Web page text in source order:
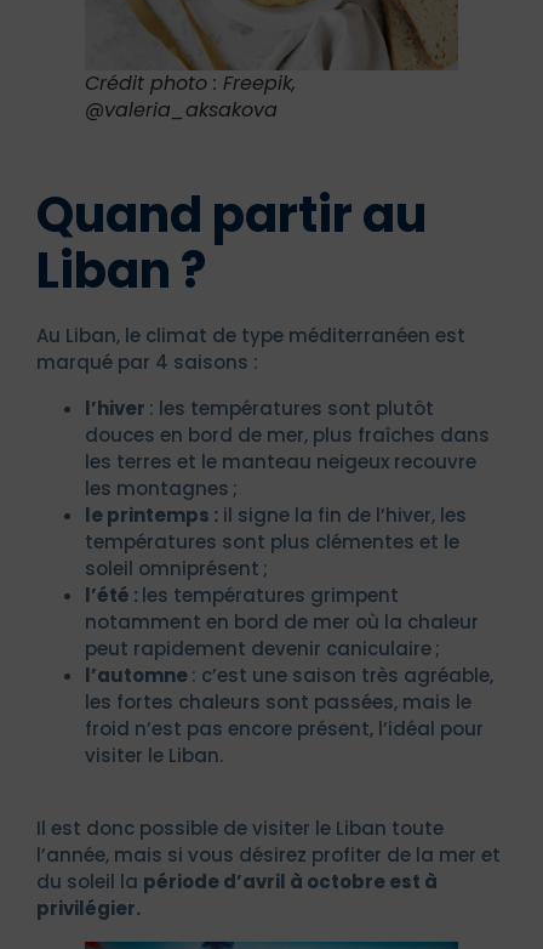
Crédit photo : Freepik,
@valeria_aksakova
Quand partir au
Liban ?
Au Liban, le climat de type méditerranéen est
marqué par 4 saisons :
l’hiver : les températures sont plutôt
douces en bord de mer, plus fraîches dans
les terres et le manteau neigeux recouvre
les montagnes ;
le printemps : il signe la fin de l’hiver, les
températures sont plus clémentes et le
soleil omniprésent ;
l’été :les températures grimpent
notamment en bord de mer où la chaleur
peut rapidement devenir caniculaire ;
l’automne: c’est une saison très agréable,
les fortes chaleurs sont passées, mais le
froid n’est pas encore présent, l’idéal pour
visiter le Liban.
Il est donc possible de visiter le Liban toute
l’année, mais si vous désirez profiter de la mer et
du soleil la période d’avril à octobre est à
privilégier.